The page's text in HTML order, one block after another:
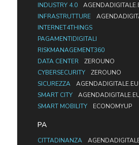
INDUSTRY 4.0
INFRASTRUTTURE
INTERNET4THINGS
PAGAMENTIDIGITALI
RISKMANAGEMENT360
DATA CENTER
ZEROUNO
CYBERSECURITY
ZEROUNO
SICUREZZA
AGENDADIGITALE.EU
SMART CITY
SMART MOBILITY
ECONOMYUP
PA
CITTADINANZA